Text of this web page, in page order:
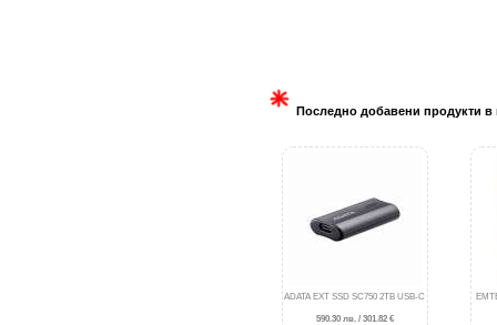
Последно добавени продукти в
ADATA EXT SSD SC750 2TB USB-C
590.30 лв. / 301.82 €